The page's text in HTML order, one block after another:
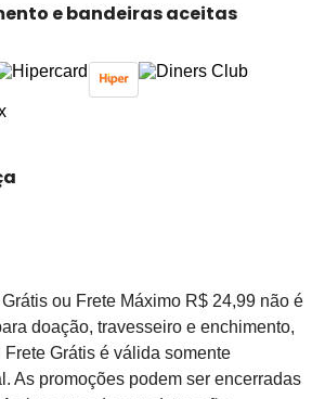
e bandeiras aceitas
ou Frete Máximo R$ 24,99 não é
doação, travesseiro e enchimento,
Grátis é válida somente
As promoções podem ser encerradas